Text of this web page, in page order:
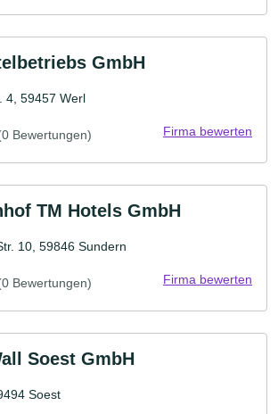
GmbH
4, 59457 Werl
Bewertungen) Firma bewerten
TM Hotels GmbH
10, 59846 Sundern
Bewertungen) Firma bewerten
Soest GmbH
Soest